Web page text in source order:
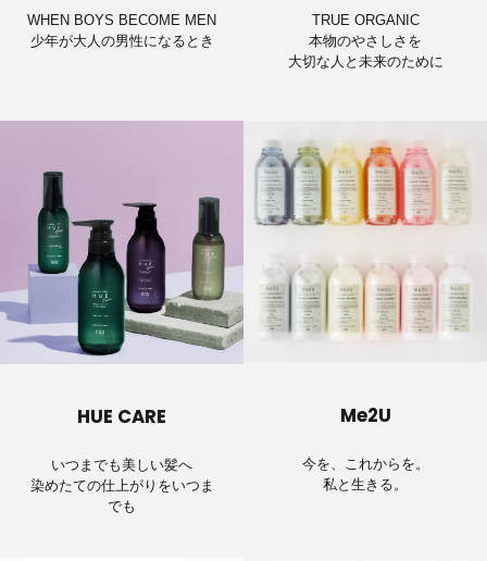
WHEN BOYS BECOME MEN
少年が大人の男性になるとき
TRUE ORGANIC
本物のやさしさを
大切な人と未来のために
HUE CARE
いつまでも美しい髪へ
染めたての仕上がりをいつま
でも
Me2U
今を、これからを。
私と生きる。